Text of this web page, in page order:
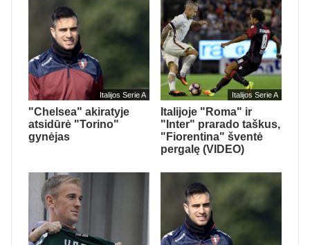
Italijos Serie A
"Chelsea" akiratyje
atsidūrė "Torino"
gynėjas
Italijos Serie A
Italijoje "Roma" ir
"Inter" prarado taškus,
"Fiorentina" šventė
pergalę (VIDEO)